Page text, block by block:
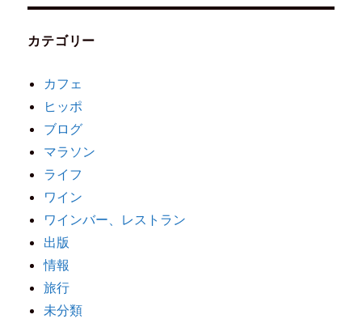
カテゴリー
カフェ
ヒッポ
ブログ
マラソン
ライフ
ワイン
ワインバー、レストラン
出版
情報
旅行
未分類